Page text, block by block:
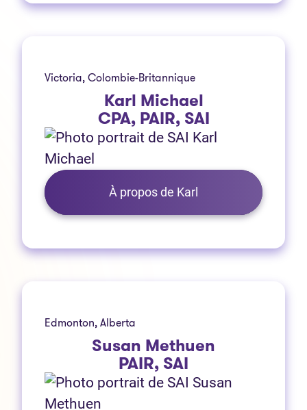
Victoria, Colombie-Britannique
Karl Michael
CPA, PAIR, SAI
À propos de Karl
Edmonton, Alberta
Susan Methuen
PAIR, SAI